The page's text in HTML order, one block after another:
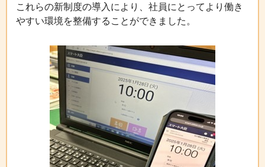
これらの新制度の導入により、社員にとってより働き
やすい環境を整備することができました。